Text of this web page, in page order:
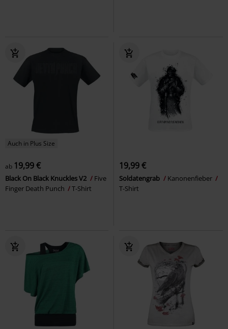
Auch in Plus Size
ab 19,99 €
Black On Black Knuckles V2
Five
Finger Death Punch
T-Shirt
19,99 €
Soldatengrab
Kanonenfieber
T-Shirt